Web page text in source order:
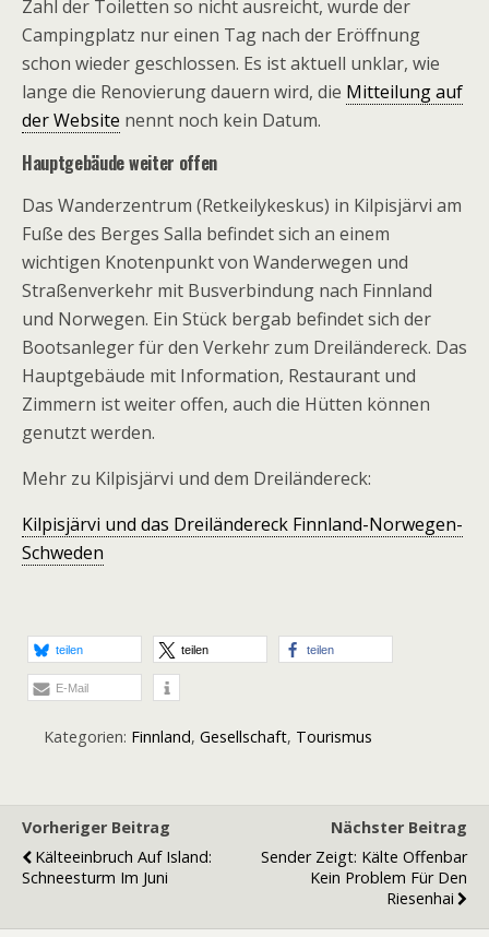
Zahl der Toiletten so nicht ausreicht, wurde der
Campingplatz nur einen Tag nach der Eröffnung
schon wieder geschlossen. Es ist aktuell unklar, wie
lange die Renovierung dauern wird, die Mitteilung auf
der Website nennt noch kein Datum.
Hauptgebäude weiter offen
Das Wanderzentrum (Retkeilykeskus) in Kilpisjärvi am
Fuße des Berges Salla befindet sich an einem
wichtigen Knotenpunkt von Wanderwegen und
Straßenverkehr mit Busverbindung nach Finnland
und Norwegen. Ein Stück bergab befindet sich der
Bootsanleger für den Verkehr zum Dreiländereck. Das
Hauptgebäude mit Information, Restaurant und
Zimmern ist weiter offen, auch die Hütten können
genutzt werden.
Mehr zu Kilpisjärvi und dem Dreiländereck:
Kilpisjärvi und das Dreiländereck Finnland-Norwegen-
Schweden
teilen teilen teilen
E-Mail
Kategorien: Finnland, Gesellschaft, Tourismus
Vorheriger Beitrag
Kälteeinbruch Auf Island:
Schneesturm Im Juni
Nächster Beitrag
Sender Zeigt: Kälte Offenbar
Kein Problem Für Den
Riesenhai